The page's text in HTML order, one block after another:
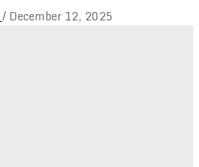
/December 12, 2025